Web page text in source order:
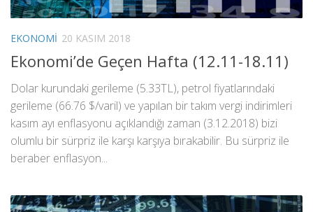
EKONOMI 20 KASIM 2018
Ekonomi’de Geçen Hafta (12.11-18.11)
Dolar kurundaki gerileme (5.33TL), petrol fiyatlarındaki
gerileme (66.76 $/varil) ve yapılan bir takım vergi indirimleri
kasım ayı enflasyonu açıklandığı zaman (3.12.2018) bizi
olumlu bir sürpriz ile karşı karşıya bırakabilir. Bu sürpriz ile
beraber enflasyon...